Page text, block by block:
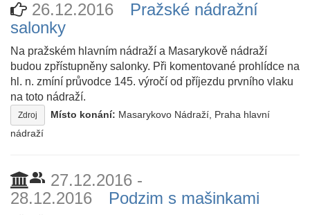
26.12.2016
Pražské nádražní
salonky
Na pražském hlavním nádraží a Masarykově nádraží
budou zpřístupněny salonky. Při komentované prohlídce na
hl. n. zmíní průvodce 145. výročí od příjezdu prvního vlaku
na toto nádraží.
Zdroj Místo konání: Masarykovo Nádraží, Praha hlavní
nádraží
people_alt 27.12.2016 -
28.12.2016
Podzim s mašinkami